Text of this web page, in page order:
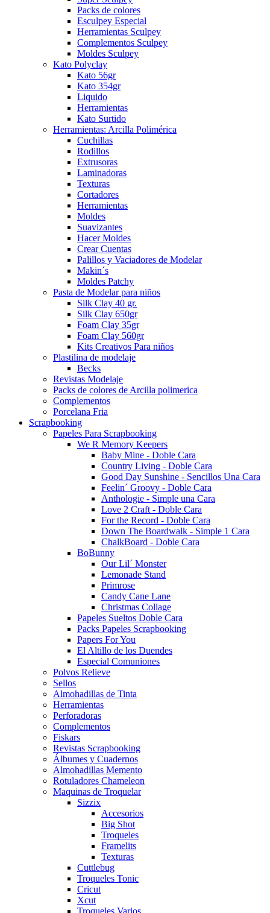
Packs de colores
Esculpey Especial
Herramientas Sculpey
Complementos Sculpey
Moldes Sculpey
Kato Polyclay
Kato 56gr
Kato 354gr
Liquido
Herramientas
Kato Surtido
Herramientas: Arcilla Polimérica
Cuchillas
Rodillos
Extrusoras
Laminadoras
Texturas
Cortadores
Herramientas
Moldes
Suavizantes
Hacer Moldes
Crear Cuentas
Palillos y Vaciadores de Modelar
Makin´s
Moldes Patchy
Pasta de Modelar para niños
Silk Clay 40 gr.
Silk Clay 650gr
Foam Clay 35gr
Foam Clay 560gr
Kits Creativos Para niños
Plastilina de modelaje
Becks
Revistas Modelaje
Packs de colores de Arcilla polimerica
Complementos
Porcelana Fria
Scrapbooking
Papeles Para Scrapbooking
We R Memory Keepers
Baby Mine - Doble Cara
Country Living - Doble Cara
Good Day Sunshine - Sencillos Una Cara
Feelin´ Groovy - Doble Cara
Anthologie - Simple una Cara
Love 2 Craft - Doble Cara
For the Record - Doble Cara
Down The Boardwalk - Simple 1 Cara
ChalkBoard - Doble Cara
BoBunny
Our Lil´ Monster
Lemonade Stand
Primrose
Candy Cane Lane
Christmas Collage
Papeles Sueltos Doble Cara
Packs Papeles Scrapbooking
Papers For You
El Altillo de los Duendes
Especial Comuniones
Polvos Relieve
Sellos
Almohadillas de Tinta
Herramientas
Perforadoras
Complementos
Fiskars
Revistas Scrapbooking
Álbumes y Cuadernos
Almohadillas Memento
Rotuladores Chameleon
Maquinas de Troquelar
Sizzix
Accesorios
Big Shot
Troqueles
Framelits
Texturas
Cuttlebug
Troqueles Tonic
Cricut
Xcut
Troqueles Varios